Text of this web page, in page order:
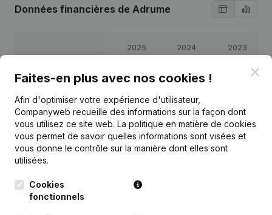
Données financières de Adrume
2025 2024 2023
Bénéfices/pertes €21 616 €31 469
Capitaux propres € 109 124 87 508 56 039
Marge brute €30 598 €45 503 €72 353
Faites-en plus avec nos cookies !
Afin d'optimiser votre expérience d'utilisateur,
Companyweb recueille des informations sur la façon dont
vous utilisez ce site web. La politique en matière de cookies
vous permet de savoir quelles informations sont visées et
vous donne le contrôle sur la manière dont elles sont
utilisées.
Cookies
fonctionnels